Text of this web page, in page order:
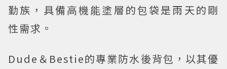
勤族，具備高機能塗層的包袋是雨天的剛
性需求。
Dude＆Bestie的專業防水後背包，以其優